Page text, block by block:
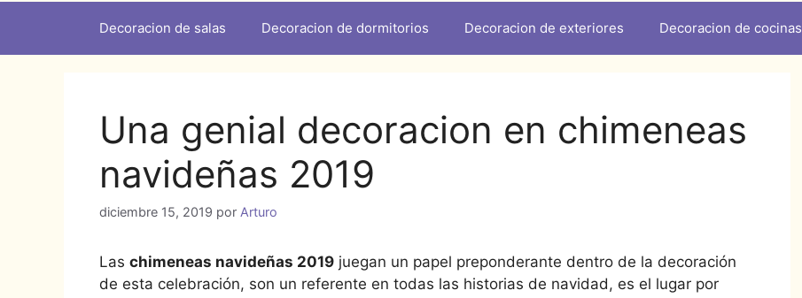
Decoracion de salas Decoracion de dormitorios Decoracion de exteriores Decoracion de cocinas
Una genial decoracion en chimeneas
navideñas 2019
diciembre 15, 2019 por Arturo
Las chimeneas navideñas 2019 juegan un papel preponderante dentro de la decoración
de esta celebración, son un referente en todas las historias de navidad, es el lugar por